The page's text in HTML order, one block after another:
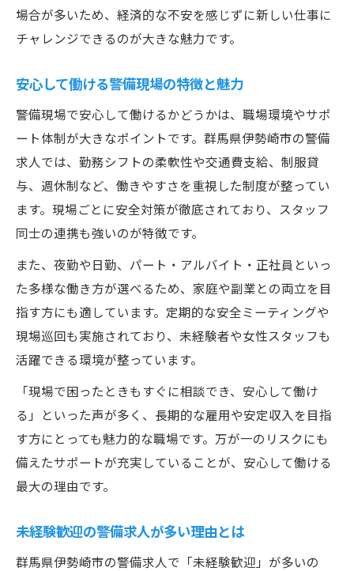
場合が多いため、経済的な不安を感じずに新しい仕事に
チャレンジできるのが大きな魅力です。
安心して働ける警備現場の特徴と魅力
警備現場で安心して働けるかどうかは、職場環境やサポ
ート体制が大きなポイントです。群馬県伊勢崎市の警備
求人では、勤務シフトの柔軟性や交通費支給、制服貸
与、週休制など、働きやすさを重視した制度が整ってい
ます。現場ごとに安全対策が徹底されており、スタッフ
同士の連携も強いのが特徴です。
また、夜勤や日勤、パート・アルバイト・正社員といっ
た多様な働き方が選べるため、家庭や副業との両立を目
指す方にも適しています。定期的な安全ミーティングや
現場巡回も実施されており、未経験者や女性スタッフも
活躍できる環境が整っています。
「現場で困ったときもすぐに相談でき、安心して働け
る」といった声が多く、長期的な雇用や安定収入を目指
す方にとっても魅力的な職場です。万が一のリスクにも
備えたサポートが充実していることが、安心して働ける
最大の理由です。
未経験歓迎の警備求人が多い理由とは
群馬県伊勢崎市の警備求人で「未経験歓迎」が多いの